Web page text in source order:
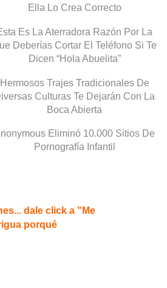
Ella Lo Crea Correcto
Es La Aterradora Razón Por La
Deberías Cortar El Teléfono Si Te
Dicen “Hola Abuelita”
Hermosos Trajes Tradicionales De
Culturas Te Dejarán Con La
Boca Abierta
Eliminó 10.000 Sitios De
Pornografía Infantil
dale click a "Me
porqué